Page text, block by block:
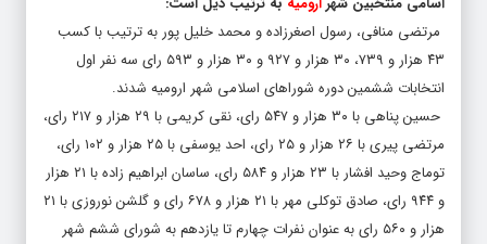
مرتضی منافی، رسول اصغرزاده و محمد خلیل پور به ترتیب با کسب
۴۳ هزار و ۷۳۹، ۳۰ هزار و ۹۲۷ و ۳۰ هزار و ۵۹۳ رای سه نفر اول
انتخابات ششمین دوره شوراهای اسلامی شهر ارومیه شدند.
حسین پناهی با ۳۰ هزار و ۵۴۷ رای، نقی کریمی با ۲۹ هزار و ۲۱۷ رای،
مرتضی پیری با ۲۶ هزار و ۲۵ رای، احد یوسفی با ۲۵ هزار و ۱۰۲ رای،
توماج وحید افشار با ۲۳ هزار و ۵۸۴ رای، ساسان ابراهیم زاده با ۲۱ هزار
و ۹۴۴ رای، صادق توکلی مهر با ۲۱ هزار و ۶۷۸ رای و گلشن نوروزی با ۲۱
هزار و ۵۶۰ رای به عنوان نفرات چهارم تا یازدهم به شورای ششم شهر